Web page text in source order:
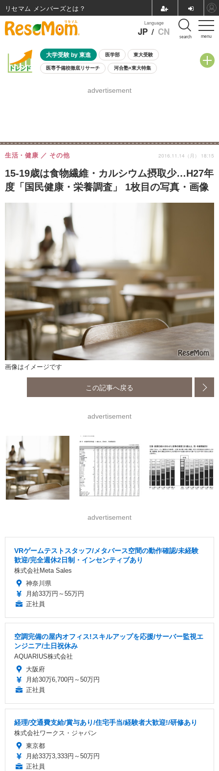
menu
Language
JP / CN search
大学受験 by 東進 医学部 東大受験
医専予備校徹底リサーチ 河合塾×東大特集
8月開催学校説明会・相談会
advertisement
15-19歳は食物繊維・カルシウム摂取少…H27年
度「国民健康・栄養調査」 1枚目の写真・画像
生活・健康 その他 2016.11.14（月） 18:15
画像はイメージです
この記事へ戻る
advertisement
advertisement
VRゲームテストスタッフ/メタバース空間の動作確認/未経験
歓迎/完全週休2日制・インセンティブあり
株式会社Meta Sales
神奈川県
月給33万円～55万円
正社員
空調完備の屋内オフィス!スキルアップを応援/サーバー監視エ
ンジニア/土日祝休み
AQUARIUS株式会社
大阪府
月給30万6,700円～50万円
正社員
経理/交通費支給/賞与あり/住宅手当/経験者大歓迎!/研修あり
株式会社ワークス・ジャパン
東京都
月給33万3,333円～50万円
正社員
リセマム メンバーズ